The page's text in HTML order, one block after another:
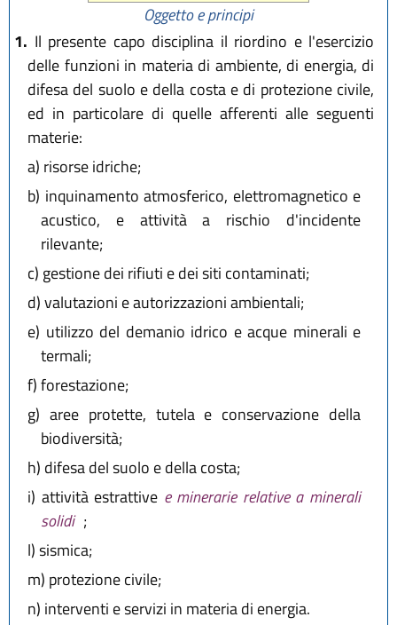
Oggetto e principi
1. Il presente capo disciplina il riordino e l'esercizio
delle funzioni in materia di ambiente, di energia, di
difesa del suolo e della costa e di protezione civile,
ed in particolare di quelle afferenti alle seguenti
materie:
a) risorse idriche;
b) inquinamento atmosferico, elettromagnetico e
acustico, e attività a rischio d'incidente
rilevante;
c) gestione dei rifiuti e dei siti contaminati;
d)valutazioni e autorizzazioni ambientali;
e) utilizzo del demanio idrico e acque minerali e
termali;
f)forestazione;
g) aree protette, tutela e conservazione della
biodiversità;
h) difesa del suolo e della costa;
i) attività estrattive e minerarie relative a minerali
solidi ;
l)sismica;
m) protezione civile;
n) interventi e servizi in materia di energia.